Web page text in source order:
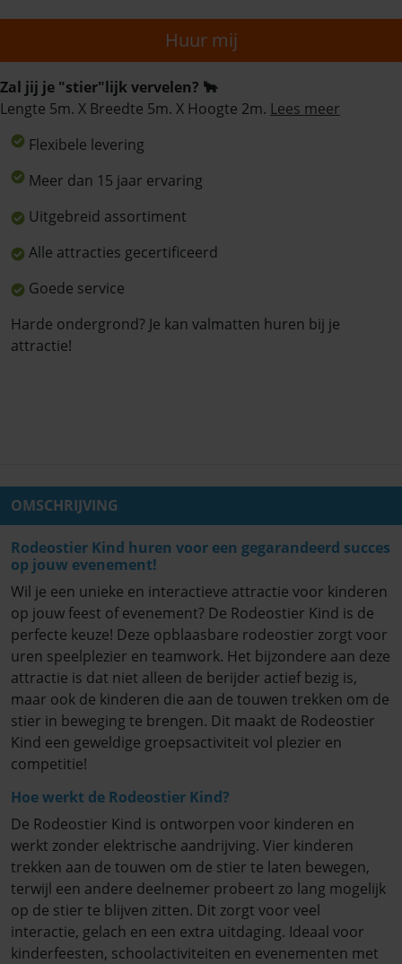
Huur mij
Zal jij je "stier"lijk vervelen? 🐂
Lengte 5m. X Breedte 5m. X Hoogte 2m. Lees meer
Flexibele levering
Meer dan 15 jaar ervaring
Uitgebreid assortiment
Alle attracties gecertificeerd
Goede service
Harde ondergrond? Je kan valmatten huren bij je
attractie!
OMSCHRIJVING
Rodeostier Kind huren voor een gegarandeerd succes
op jouw evenement!
Wil je een unieke en interactieve attractie voor kinderen
op jouw feest of evenement? De Rodeostier Kind is de
perfecte keuze! Deze opblaasbare rodeostier zorgt voor
uren speelplezier en teamwork. Het bijzondere aan deze
attractie is dat niet alleen de berijder actief bezig is,
maar ook de kinderen die aan de touwen trekken om de
stier in beweging te brengen. Dit maakt de Rodeostier
Kind een geweldige groepsactiviteit vol plezier en
competitie!
Hoe werkt de Rodeostier Kind?
De Rodeostier Kind is ontworpen voor kinderen en
werkt zonder elektrische aandrijving. Vier kinderen
trekken aan de touwen om de stier te laten bewegen,
terwijl een andere deelnemer probeert zo lang mogelijk
op de stier te blijven zitten. Dit zorgt voor veel
interactie, gelach en een extra uitdaging. Ideaal voor
kinderfeesten, schoolactiviteiten en evenementen met